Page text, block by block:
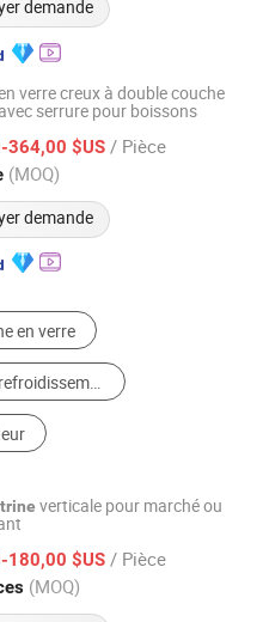
demande
verre creux à double couche
serrure pour boissons
364,00 $US / Pièce
(MOQ)
demande
Ltd.
2025
Vitrine
de Classement
verticale pour marché ou
180,00 $US / Pièce
(MOQ)
Co., Ltd.
2010